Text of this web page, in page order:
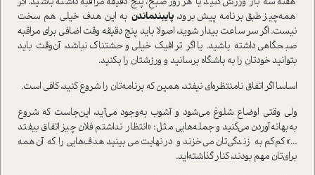
همه‌چیز طبق برنامه پیش برود، پایبند‌ماندن به این هدف خیلی هم سخت
نیست. اگر سر ساعت بیدار شوید، اصولا باید پنج دقیقه وقت اضافی برای مراقبه
صبحگاهی داشته باشید. یا اگر ترافیک خیلی وحشتناک نباشد، آن‌وقت باید
بتوانید خودتان را به باشگاه برسانید و ورزشتان را بکنید.
اساسا اگر اتفاق نامنتظره‌ای نیفتد، همین که برنامه‌تان را شروع کنید، کافی ا‌ست.
ولی وقتی اوضاع شلوغ می‌شود و آشوب به‌وجود می‌آید، این‌جا‌ست که شروع
به‌بهانه‌آوردن می‌کنید و جمله‌هایی مثل: «انتظار نداشتم فلان چیز اتفاق بیفتد
...» کم‌کم به زندگی‌تان می‌خزند و در‌نهایت می‌بینید هدف‌هایی را که آن‌همه
برای‌تان مهم بودند، کنار گذاشته‌اید.